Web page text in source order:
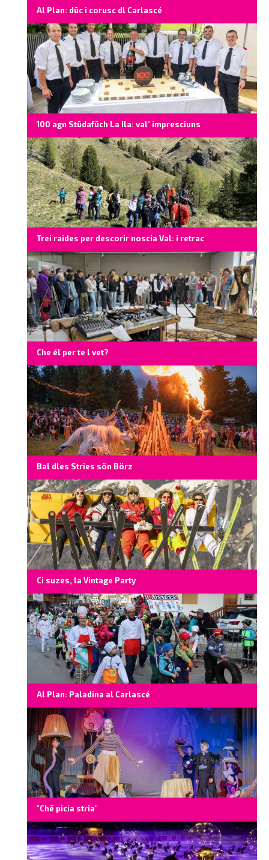
Al Plan: düc i corusc dl Carlascé
100 agn Stüdafüch La Ila: val’ impresciuns
Trei raides per descorir noscia Val: i retrac
Che él per te l vet?
Bal dles Stries sön Börz
Ci suzes, la Vintage Party
Al Plan: Paladina al Carlascé
"Chë picia stria"